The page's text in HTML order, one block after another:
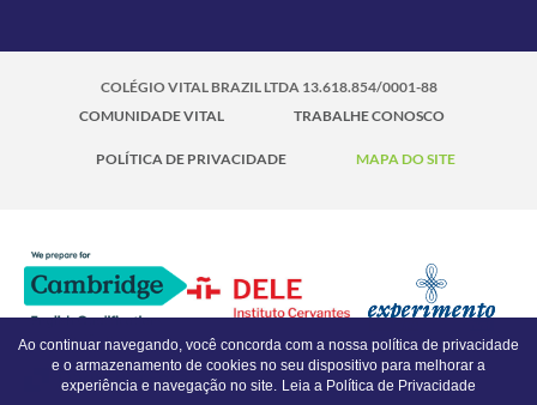
Ao continuar navegando, você concorda com a nossa política de privacidade
e o armazenamento de cookies no seu dispositivo para melhorar a
experiência e navegação no site. Leia a Política de Privacidade
COLÉGIO VITAL BRAZIL LTDA 13.618.854/0001-88
COMUNIDADE VITAL
TRABALHE CONOSCO
POLÍTICA DE PRIVACIDADE MAPA DO SITE